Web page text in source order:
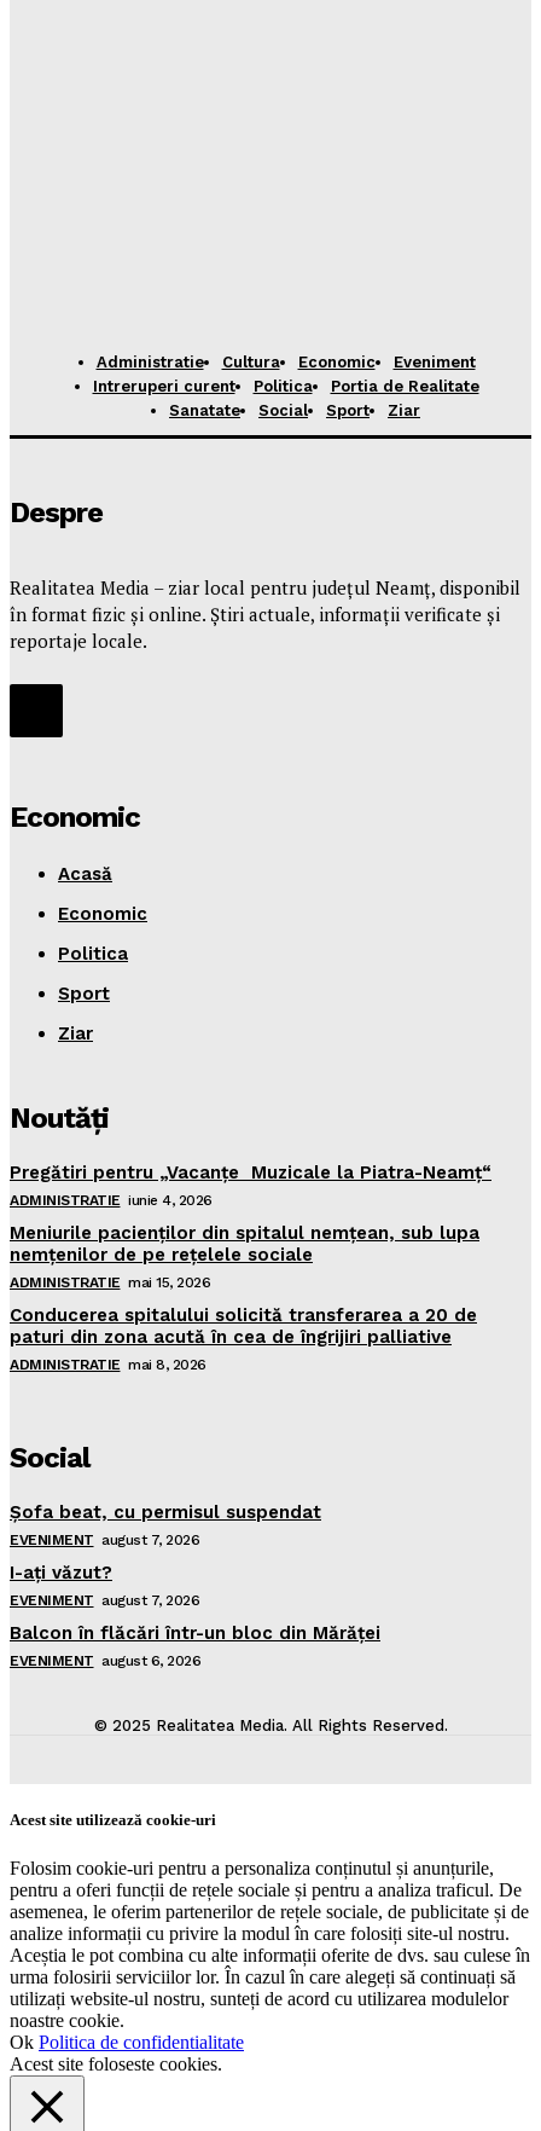
Administratie Cultura Economic
Eveniment
Intreruperi curent
Politica
Portia de Realitate
Sanatate
Social Sport Ziar
Despre
Realitatea Media – ziar local pentru județul Neamț, disponibil
în format fizic și online. Știri actuale, informații verificate și
reportaje locale.
Economic
Acasă
Economic
Politica
Sport
Ziar
Noutăţi
Pregătiri pentru „Vacanţe Muzicale la Piatra-Neamţ“
ADMINISTRATIE iunie 4, 2026
Meniurile pacienţilor din spitalul nemţean, sub lupa
nemţenilor de pe reţelele sociale
ADMINISTRATIE mai 15, 2026
Conducerea spitalului solicită transferarea a 20 de
paturi din zona acută în cea de îngrijiri palliative
ADMINISTRATIE mai 8, 2026
Social
Şofa beat, cu permisul suspendat
EVENIMENT august 7, 2026
I-aţi văzut?
EVENIMENT august 7, 2026
Balcon în flăcări într-un bloc din Mărăţei
EVENIMENT august 6, 2026
© 2025 Realitatea Media. All Rights Reserved.
Acest site utilizează cookie-uri
Folosim cookie-uri pentru a personaliza conținutul și anunțurile,
pentru a oferi funcții de rețele sociale și pentru a analiza traficul. De
asemenea, le oferim partenerilor de rețele sociale, de publicitate și de
analize informații cu privire la modul în care folosiți site-ul nostru.
Aceștia le pot combina cu alte informații oferite de dvs. sau culese în
urma folosirii serviciilor lor. În cazul în care alegeți să continuați să
utilizați website-ul nostru, sunteți de acord cu utilizarea modulelor
noastre cookie.
Ok Politica de confidentialitate
Acest site foloseste cookies.